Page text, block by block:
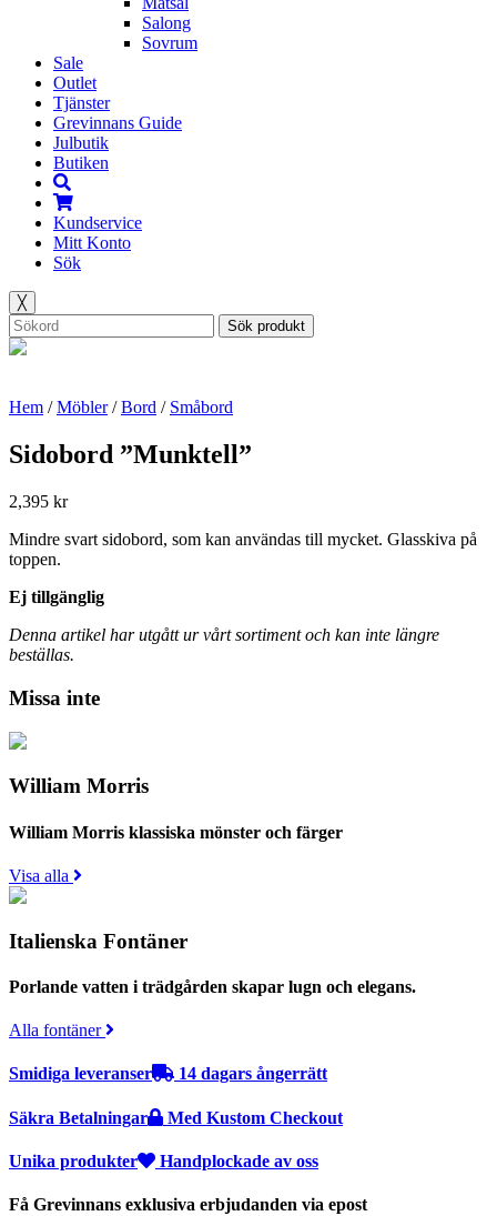
Salong
Sovrum
Sale
Outlet
Tjänster
Grevinnans Guide
Julbutik
Butiken
Kundservice
Mitt Konto
Sök
╳
Sök produkt
Hem /Möbler/Bord / Småbord
Sidobord ”Munktell”
2,395 kr
Mindre svart sidobord, som kan användas till mycket. Glasskiva på
toppen.
Ej tillgänglig
Denna artikel har utgått ur vårt sortiment och kan inte längre
beställas.
Missa inte
William Morris
William Morris klassiska mönster och färger
Visa alla
Italienska Fontäner
Porlande vatten i trädgården skapar lugn och elegans.
Alla fontäner
Smidiga leveranser 14 dagars ångerrätt
Säkra Betalningar Med Kustom Checkout
Unika produkter Handplockade av oss
Få Grevinnans exklusiva erbjudanden via epost